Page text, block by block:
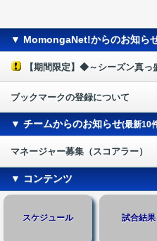
▼ MomongaNet!からのお知ら
【期間限定】◆～シーズン真
ブックマークの登録について
▼ チームからのお知らせ(最新10
マネージャー募集（スコアラー）
▼ コンテンツ
スケジュール 試合結果